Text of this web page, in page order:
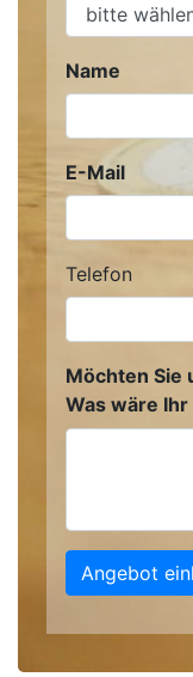
Name
E-Mail
Telefon
Möchten Sie
Was wäre
Angebot